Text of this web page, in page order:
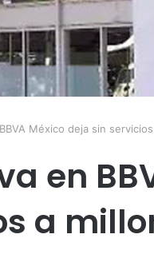
México deja sin
en
a